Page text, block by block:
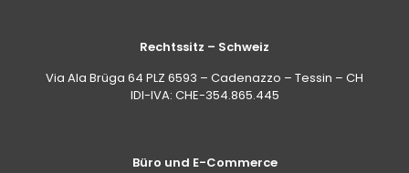
Rechtssitz – Schweiz
Via Ala Brüga 64 PLZ 6593 – Cadenazzo – Tessin – CH
IDI-IVA: CHE-354.865.445
Büro und E-Commerce